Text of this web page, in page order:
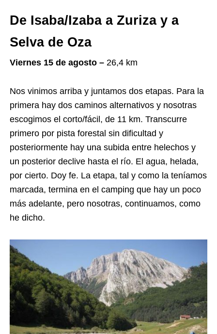
De Isaba/Izaba a Zuriza y a
Selva de Oza
Viernes 15 de agosto – 26,4 km
Nos vinimos arriba y juntamos dos etapas. Para la
primera hay dos caminos alternativos y nosotras
escogimos el corto/fácil, de 11 km. Transcurre
primero por pista forestal sin dificultad y
posteriormente hay una subida entre helechos y
un posterior declive hasta el río. El agua, helada,
por cierto. Doy fe. La etapa, tal y como la teníamos
marcada, termina en el camping que hay un poco
más adelante, pero nosotras, continuamos, como
he dicho.